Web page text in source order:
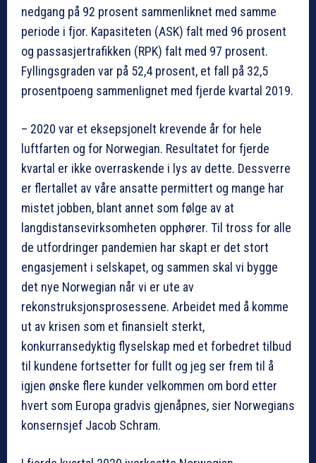
nedgang på 92 prosent sammenliknet med samme
periode i fjor. Kapasiteten (ASK) falt med 96 prosent
og passasjertrafikken (RPK) falt med 97 prosent.
Fyllingsgraden var på 52,4 prosent, et fall på 32,5
prosentpoeng sammenlignet med fjerde kvartal 2019.
– 2020 var et eksepsjonelt krevende år for hele
luftfarten og for Norwegian. Resultatet for fjerde
kvartal er ikke overraskende i lys av dette. Dessverre
er flertallet av våre ansatte permittert og mange har
mistet jobben, blant annet som følge av at
langdistansevirksomheten opphører. Til tross for alle
de utfordringer pandemien har skapt er det stort
engasjement i selskapet, og sammen skal vi bygge
det nye Norwegian når vi er ute av
rekonstruksjonsprosessene. Arbeidet med å komme
ut av krisen som et finansielt sterkt,
konkurransedyktig flyselskap med et forbedret tilbud
til kundene fortsetter for fullt og jeg ser frem til å
igjen ønske flere kunder velkommen om bord etter
hvert som Europa gradvis gjenåpnes, sier Norwegians
konsernsjef Jacob Schram.